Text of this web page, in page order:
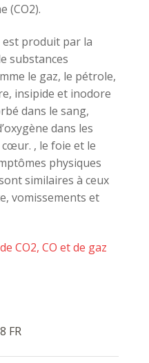
(CO2).
est produit par la
substances
le gaz, le pétrole,
insipide et inodore
dans le sang,
dans les
, le foie et le
physiques
similaires à ceux
vomissements et
CO2, CO et de gaz
FR